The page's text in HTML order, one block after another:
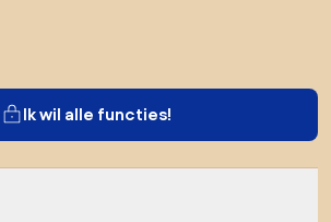
Ik wil alle functies!